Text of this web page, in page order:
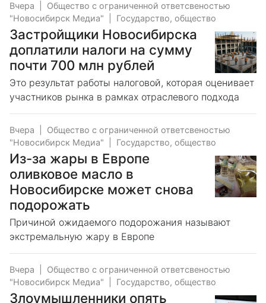
Вчера
Общество с ограниченной ответсвеностью
"Новосибирск Медиа"
Государство, общество
Застройщики Новосибирска
доплатили налоги на сумму
почти 700 млн рублей
Это результат работы налоговой, которая оценивает
участников рынка в рамках отраслевого подхода
Вчера
Общество с ограниченной ответсвеностью
"Новосибирск Медиа"
Государство, общество
Из-за жары в Европе
оливковое масло в
Новосибирске может снова
подорожать
Причиной ожидаемого подорожания называют
экстремальную жару в Европе
Вчера
Общество с ограниченной ответсвеностью
"Новосибирск Медиа"
Государство, общество
Злоумышленники опять